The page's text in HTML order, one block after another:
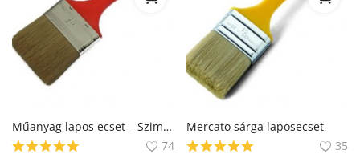
Műanyag lapos ecset – Szimpla
74
Mercato sárga laposecset
35